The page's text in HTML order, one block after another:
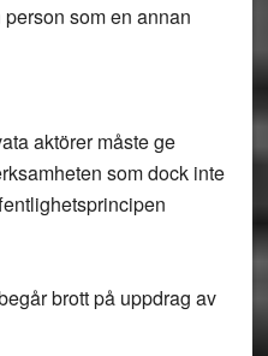
som en annan
aktörer måste ge
som dock inte
brott på uppdrag av